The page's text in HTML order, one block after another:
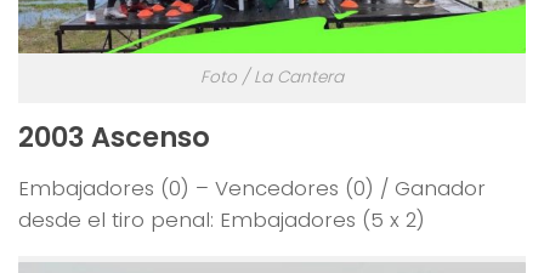
Foto / La Cantera
2003 Ascenso
Embajadores (0) – Vencedores (0) / Ganador
desde el tiro penal: Embajadores (5 x 2)